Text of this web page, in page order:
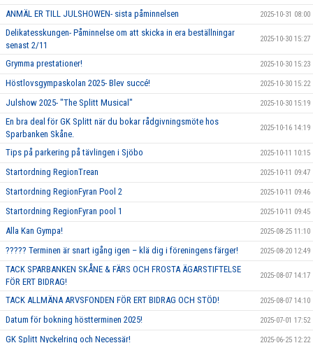
ANMÄL ER TILL JULSHOWEN- sista påminnelsen 2025-10-31 08:00
Delikatesskungen- Påminnelse om att skicka in era beställningar
senast 2/11
2025-10-30 15:27
Grymma prestationer! 2025-10-30 15:23
Höstlovsgympaskolan 2025- Blev succé! 2025-10-30 15:22
Julshow 2025- "The Splitt Musical" 2025-10-30 15:19
En bra deal för GK Splitt när du bokar rådgivningsmöte hos
Sparbanken Skåne.
2025-10-16 14:19
Tips på parkering på tävlingen i Sjöbo 2025-10-11 10:15
Startordning RegionTrean 2025-10-11 09:47
Startordning RegionFyran Pool 2 2025-10-11 09:46
Startordning RegionFyran pool 1 2025-10-11 09:45
Alla Kan Gympa! 2025-08-25 11:10
????? Terminen är snart igång igen – klä dig i föreningens färger! 2025-08-20 12:49
TACK SPARBANKEN SKÅNE & FÄRS OCH FROSTA ÄGARSTIFTELSE
FÖR ERT BIDRAG!
2025-08-07 14:17
TACK ALLMÄNA ARVSFONDEN FÖR ERT BIDRAG OCH STÖD! 2025-08-07 14:10
Datum för bokning höstterminen 2025! 2025-07-01 17:52
GK Splitt Nyckelring och Necessär! 2025-06-25 12:22